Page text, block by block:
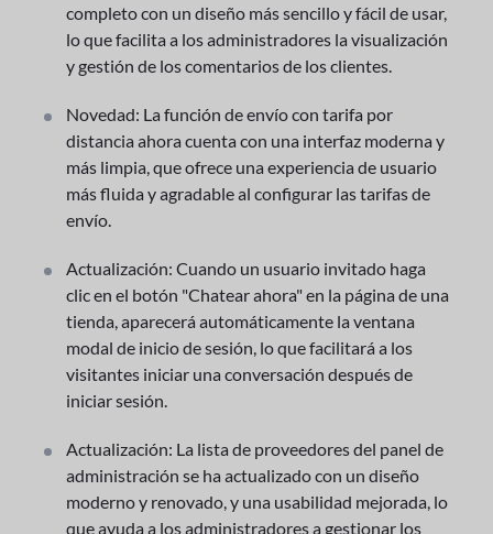
completo con un diseño más sencillo y fácil de usar,
lo que facilita a los administradores la visualización
y gestión de los comentarios de los clientes.
Novedad: La función de envío con tarifa por
distancia ahora cuenta con una interfaz moderna y
más limpia, que ofrece una experiencia de usuario
más fluida y agradable al configurar las tarifas de
envío.
Actualización: Cuando un usuario invitado haga
clic en el botón "Chatear ahora" en la página de una
tienda, aparecerá automáticamente la ventana
modal de inicio de sesión, lo que facilitará a los
visitantes iniciar una conversación después de
iniciar sesión.
Actualización: La lista de proveedores del panel de
administración se ha actualizado con un diseño
moderno y renovado, y una usabilidad mejorada, lo
que ayuda a los administradores a gestionar los